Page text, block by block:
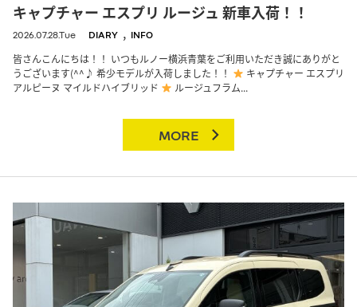
キャプチャー エスプリ ルージュ 新車入荷！！
2026.07.28.Tue DIARY , INFO
皆さんこんにちは！！ いつもルノー横浜青葉をご利用いただき誠にありがと
うございます(^^♪ 希少モデルが入荷しました！！
キャプチャー エスプリ
アルピーヌ マイルドハイブリッド
ルージュフラム...
MORE